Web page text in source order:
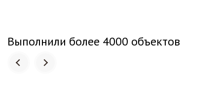
Выполнили более 4000 объектов